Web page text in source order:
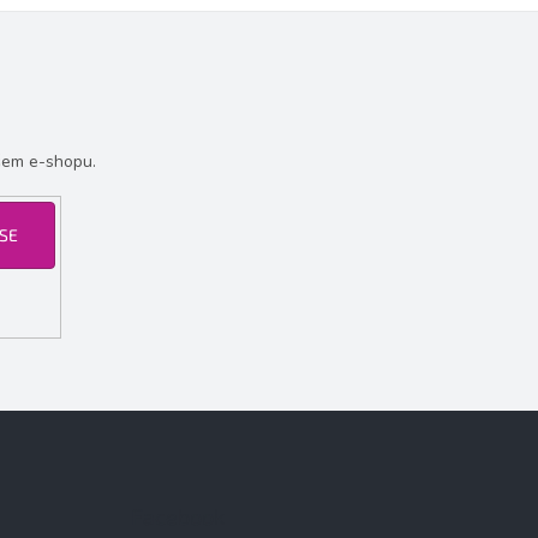
e-shopu.